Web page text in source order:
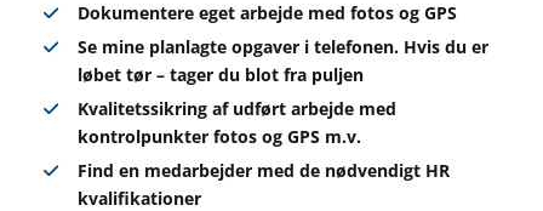
Dokumentere eget arbejde med fotos og GPS
Se mine planlagte opgaver i telefonen. Hvis du er
løbet tør – tager du blot fra puljen
Kvalitetssikring af udført arbejde med
kontrolpunkter fotos og GPS m.v.
Find en medarbejder med de nødvendigt HR
kvalifikationer